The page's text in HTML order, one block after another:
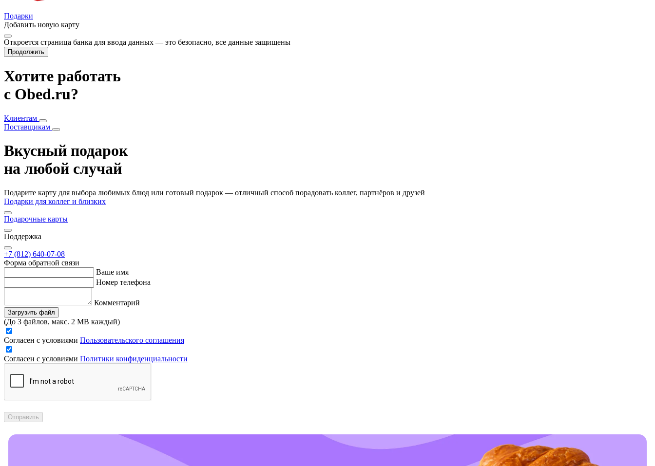
Подарки
Добавить новую карту
Откроется страница банка для ввода данных — это безопасно, все данные защищены
Продолжить
Хотите работать
с Obed.ru?
Клиентам
Поставщикам
Вкусный подарок
на любой случай
Подарите карту для выбора любимых блюд или готовый подарок — отличный способ порадовать коллег, партнёров и друзей
Подарки для коллег и близких
Подарочные карты
Поддержка
+7 (812) 640-07-08
Форма обратной связи
Ваше имя
Номер телефона
Комментарий
Загрузить файл
(До 3 файлов, макс. 2 MB каждый)
Согласен с условиями Пользовательского соглашения
Согласен с условиями Политики конфиденциальности
Отправить